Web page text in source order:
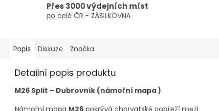
Přes 3000 výdejních míst
po celé ČR - ZÁSILKOVNA
Popis Diskuze Značka
Detailní popis produktu
M26 Split – Dubrovník (námořní mapa )